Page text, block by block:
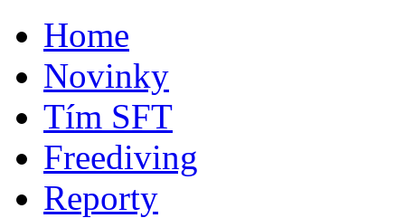
Home
Novinky
Tím SFT
Freediving
Reporty